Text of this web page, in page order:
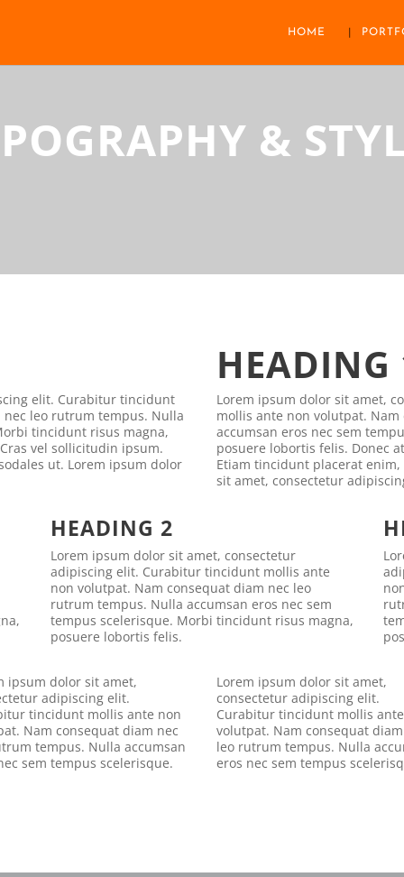
HOME
&
elit. Curabitur tincidunt
leo rutrum tempus. Nulla
tincidunt risus magna,
vel sollicitudin ipsum.
ut. Lorem ipsum dolor
HEADING
Lorem ipsum dolor sit amet,
mollis ante non volutpat.
accumsan eros nec sem
posuere lobortis felis. Donec
Etiam tincidunt placerat
sit amet, consectetur
HEADING 2
Lorem ipsum dolor sit amet, consectetur
adipiscing elit. Curabitur tincidunt mollis ante
non volutpat. Nam consequat diam nec leo
rutrum tempus. Nulla accumsan eros nec sem
tempus scelerisque. Morbi tincidunt risus magna,
posuere lobortis felis.
ipsum dolor sit amet,
adipiscing elit.
tincidunt mollis ante non
Nam consequat diam nec
tempus. Nulla accumsan
sem tempus scelerisque.
Lorem ipsum dolor sit amet,
consectetur adipiscing elit.
Curabitur tincidunt mollis
volutpat. Nam consequat
leo rutrum tempus. Nulla
eros nec sem tempus